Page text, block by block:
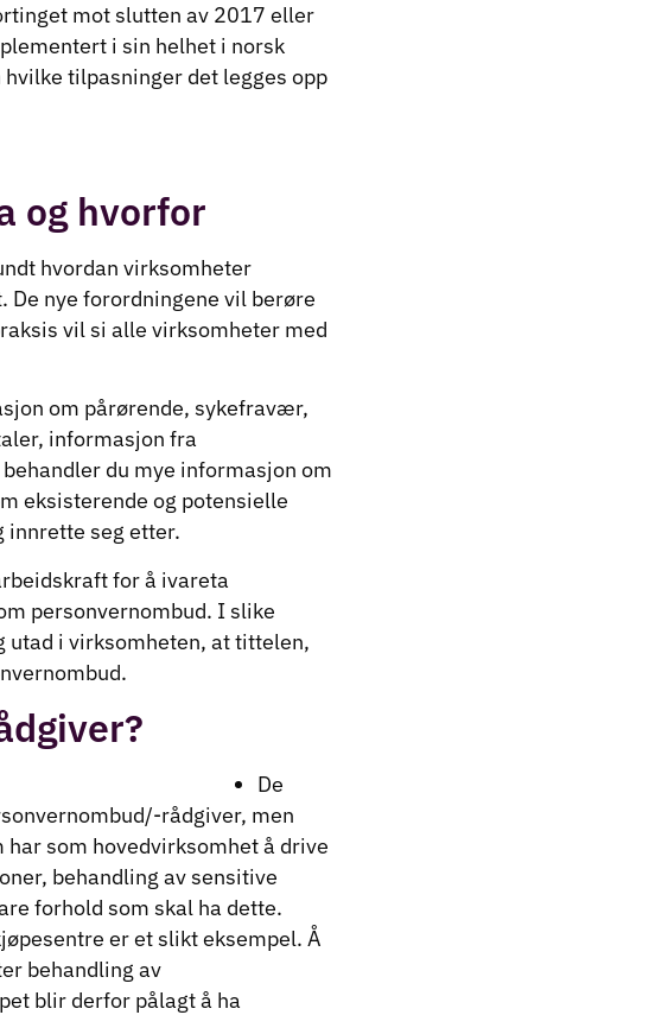
mot slutten av 2017 eller
i sin helhet i norsk
tilpasninger det legges opp
og hvorfor
hvordan virksomheter
nye forordningene vil berøre
vil si alle virksomheter med
om pårørende, sykefravær,
informasjon fra
du mye informasjon om
eksisterende og potensielle
innrette seg etter.
for å ivareta
personvernombud. I slike
i virksomheten, at tittelen,
De
rådgiver, men
som hovedvirksomhet å drive
behandling av sensitive
forhold som skal ha dette.
er et slikt eksempel. Å
behandling av
blir derfor pålagt å ha